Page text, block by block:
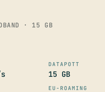
· 15 GB
DATAPOTT
15 GB
EU-ROAMING